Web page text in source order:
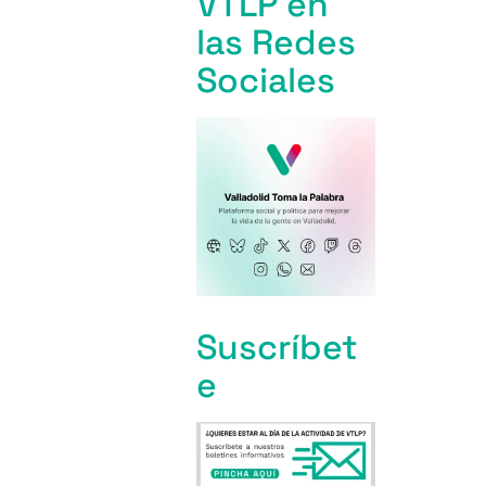
las Redes
Sociales
Suscríbet
e